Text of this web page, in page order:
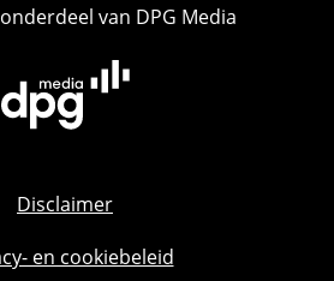
van DPG Media
Disclaimer
en cookiebeleid